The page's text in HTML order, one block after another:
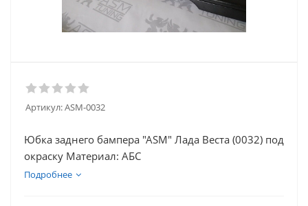
Артикул:ASM-0032
Юбка заднего бампера "ASM" Лада Веста (0032) под
окраску Материал: АБС
Подробнее